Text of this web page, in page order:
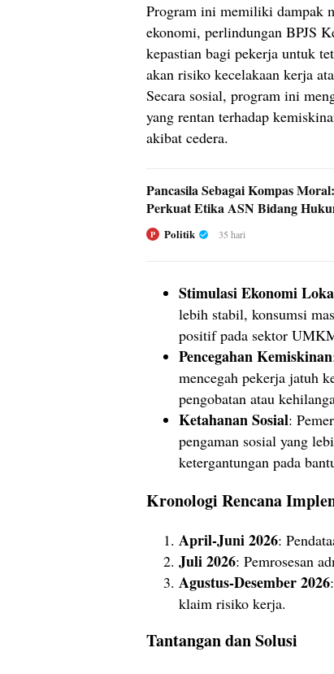
Program ini memiliki dampak
ekonomi, perlindungan BPJS
kepastian bagi pekerja untuk
akan risiko kecelakaan kerja
Secara sosial, program ini
yang rentan terhadap
akibat cedera.
Pancasila Sebagai Kompas
Perkuat Etika ASN Bidang
P Politik 35 hari
Stimulasi Ekonomi
lebih stabil, konsumsi
positif pada sektor
Pencegahan Kemiskinan
mencegah pekerja jatuh
pengobatan atau
Ketahanan Sosial:
pengaman sosial yang
ketergantungan pada
Kronologi Rencana
April-Juni 2026:
Juli 2026: Pemrosesan
Agustus-Desember 2026
klaim risiko kerja.
Tantangan dan Solusi